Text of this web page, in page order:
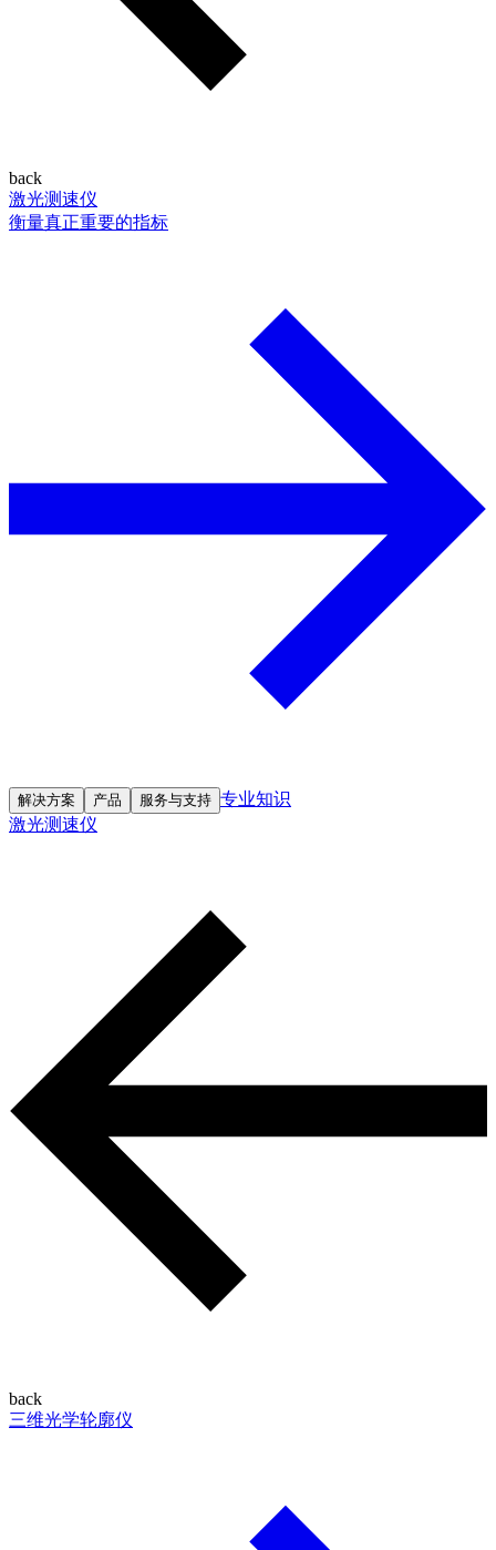
back
激光测速仪
衡量真正重要的指标
解决方案 产品 服务与支持 专业知识
激光测速仪
back
三维光学轮廓仪